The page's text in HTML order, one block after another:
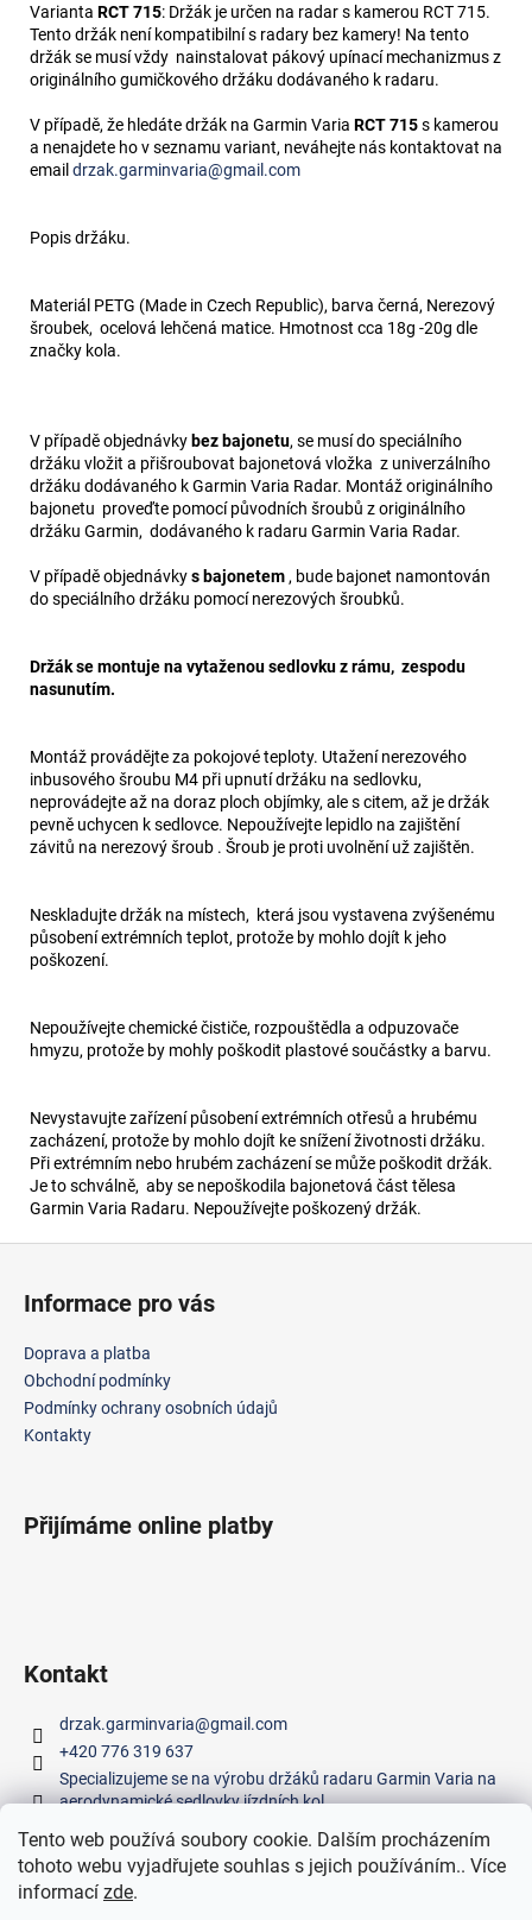
Tento web používá soubory cookie. Dalším procházením
tohoto webu vyjadřujete souhlas s jejich používáním.. Více
informací zde.
Varianta RCT 715: Držák je určen na radar s kamerou RCT 715.
Tento držák není kompatibilní s radary bez kamery! Na tento
držák se musí vždy nainstalovat pákový upínací mechanizmus z
originálního gumičkového držáku dodávaného k radaru.
V případě, že hledáte držák na Garmin Varia RCT 715s kamerou
a nenajdete ho v seznamu variant, neváhejte nás kontaktovat na
emaildrzak.garminvaria@gmail.com
Popis držáku.
Materiál PETG (Made in Czech Republic), barva černá, Nerezový
šroubek, ocelová lehčená matice. Hmotnost cca 18g -20g dle
značky kola.
V případě objednávkybez bajonetu, se musí do speciálního
držáku vložit a přišroubovat bajonetová vložka z univerzálního
držáku dodávaného k Garmin Varia Radar. Montáž originálního
bajonetu proveďte pomocí původních šroubů z originálního
držáku Garmin, dodávaného k radaru Garmin Varia Radar.
V případě objednávkys bajonetem , bude bajonet namontován
do speciálního držáku pomocí nerezových šroubků.
Držák se montuje na vytaženou sedlovku z rámu, zespodu
nasunutím.
Montáž provádějte za pokojové teploty. Utažení nerezového
inbusového šroubu M4 při upnutí držáku na sedlovku,
neprovádejte až na doraz ploch objímky, ale s citem, až je držák
pevně uchycen k sedlovce. Nepoužívejte lepidlo na zajištění
závitů na nerezový šroub . Šroub je proti uvolnění už zajištěn.
Neskladujte držák na místech, která jsou vystavena zvýšenému
působení extrémních teplot, protože by mohlo dojít k jeho
poškození.
Nepoužívejte chemické čističe, rozpouštědla a odpuzovače
hmyzu, protože by mohly poškodit plastové součástky a barvu.
Nevystavujte zařízení působení extrémních otřesů a hrubému
zacházení, protože by mohlo dojít ke snížení životnosti držáku.
Při extrémním nebo hrubém zacházení se může poškodit držák.
Je to schválně, aby se nepoškodila bajonetová část tělesa
Garmin Varia Radaru. Nepoužívejte poškozený držák.
Informace pro vás
Doprava a platba
Obchodní podmínky
Podmínky ochrany osobních údajů
Kontakty
Přijímáme online platby
Kontakt
drzak.garminvaria@gmail.com
+420 776 319 637
Specializujeme se na výrobu držáků radaru Garmin Varia na
aerodynamické sedlovky jízdních kol.
Facebook